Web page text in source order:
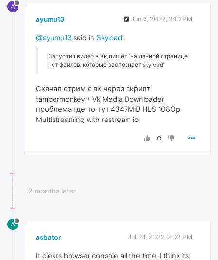
A
ayumu13 Jun 6, 2022, 2:10 PM
@ayumu13 said in Skyload:
Запустил видео в вк, пишет "на данной странице
нет файлов, которые распознает skyload"
Скачал стрим с вк через скрипт
tampermonkey + Vk Media Downloader,
проблема где то тут 4347MiB HLS 1080p
Multistreaming with restream io
0
2 months later
A
asbator Jul 24, 2022, 2:02 PM
It clears browser console all the time. I think its